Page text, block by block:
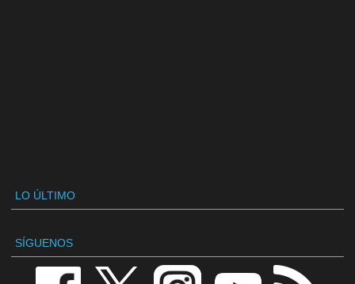
LO ÚLTIMO
SÍGUENOS